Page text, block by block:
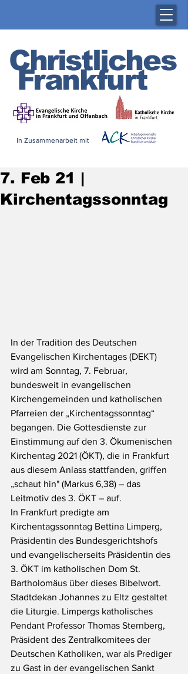
Christliches
Frankfurt
In Zusammenarbeit mit
7. Feb 21 |
Kirchentagssonntag
In der Tradition des Deutschen
Evangelischen Kirchentages (DEKT)
wird am Sonntag, 7. Februar,
bundesweit in evangelischen
Kirchengemeinden und katholischen
Pfarreien der „Kirchentagssonntag“
begangen. Die Gottesdienste zur
Einstimmung auf den 3. Ökumenischen
Kirchentag 2021 (ÖKT), die in Frankfurt
aus diesem Anlass stattfanden, griffen
„schaut hin" (Markus 6,38) – das
Leitmotiv des 3. ÖKT – auf.
In Frankfurt predigte am
Kirchentagssonntag Bettina Limperg,
Präsidentin des Bundesgerichtshofs
und evangelischerseits Präsidentin des
3. ÖKT im katholischen Dom St.
Bartholomäus über dieses Bibelwort.
Stadtdekan Johannes zu Eltz gestaltet
die Liturgie. Limpergs katholisches
Pendant Professor Thomas Sternberg,
Präsident des Zentralkomitees der
Deutschen Katholiken, war als Prediger
zu Gast in der evangelischen Sankt